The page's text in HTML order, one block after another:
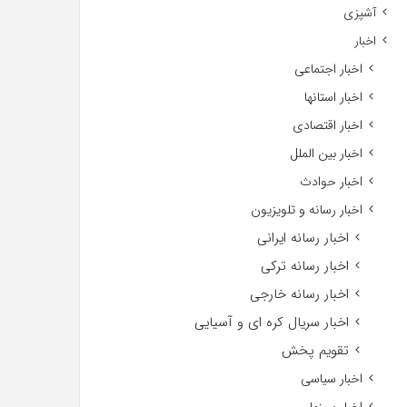
آشپزی
اخبار
اخبار اجتماعی
اخبار استانها
اخبار اقتصادی
اخبار بین الملل
اخبار حوادث
اخبار رسانه و تلویزیون
اخبار رسانه ایرانی
اخبار رسانه ترکی
اخبار رسانه خارجی
اخبار سریال کره ای و آسیایی
تقویم پخش
اخبار سیاسی